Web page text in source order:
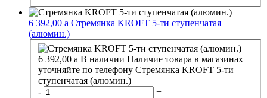
6 392,00 a Стремянка KROFT 5-ти ступенчатая
(алюмин.)
6 392,00 a В наличии Наличие товара в магазинах
уточняйте по телефону Стремянка KROFT 5-ти
ступенчатая (алюмин.)
-
+